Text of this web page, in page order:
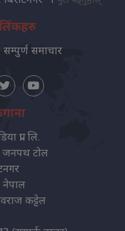
सम्पुर्ण समाचार
प्रा. लि.
जनपथ टोल
नेपाल
कट्टेल